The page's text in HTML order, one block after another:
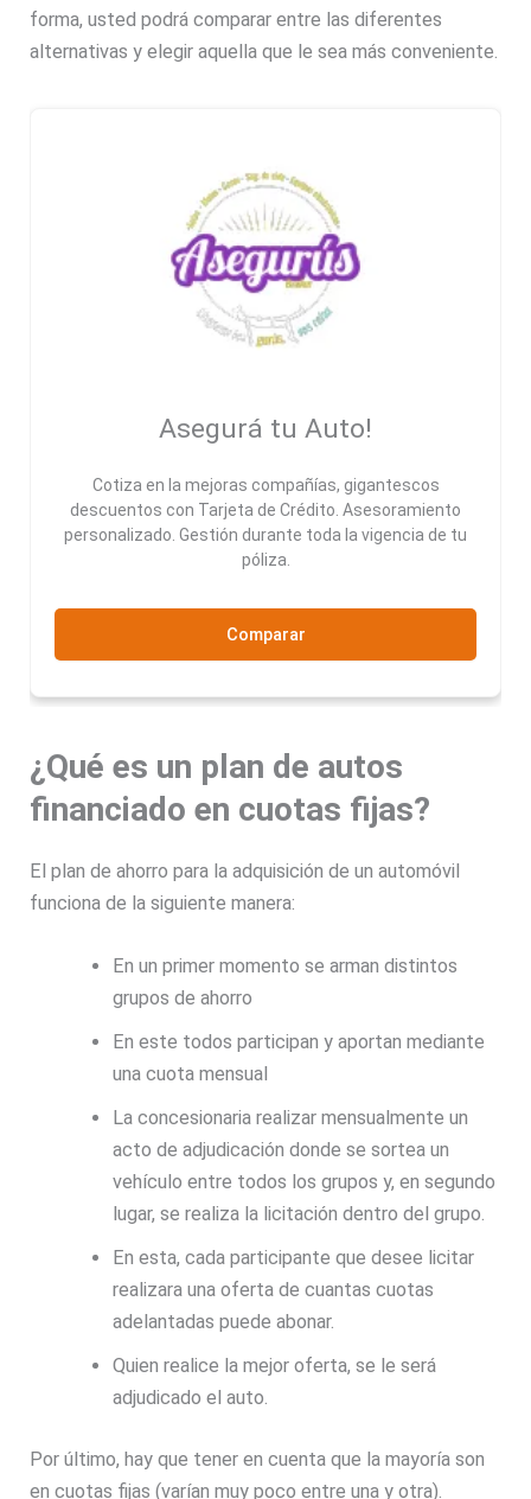
forma, usted podrá comparar entre las diferentes
alternativas y elegir aquella que le sea más conveniente.
Asegurá tu Auto!
Cotiza en la mejoras compañías, gigantescos
descuentos con Tarjeta de Crédito. Asesoramiento
personalizado. Gestión durante toda la vigencia de tu
póliza.
Comparar
¿Qué es un plan de autos
financiado en cuotas fijas?
El plan de ahorro para la adquisición de un automóvil
funciona de la siguiente manera:
En un primer momento se arman distintos
grupos de ahorro
En este todos participan y aportan mediante
una cuota mensual
La concesionaria realizar mensualmente un
acto de adjudicación donde se sortea un
vehículo entre todos los grupos y, en segundo
lugar, se realiza la licitación dentro del grupo.
En esta, cada participante que desee licitar
realizara una oferta de cuantas cuotas
adelantadas puede abonar.
Quien realice la mejor oferta, se le será
adjudicado el auto.
Por último, hay que tener en cuenta que la mayoría son
en cuotas fijas (varían muy poco entre una y otra).